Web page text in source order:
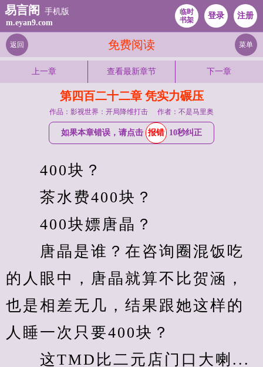
易言阁
手机版
m.eyan9.com
临时
书架
登录 注册
免费阅读
返回 菜单
上一章 查看最新章节 下一章
第四百二十二章 凭实力碾压
作品：影视世界：开局降维打击 作者：不是马里奥
如果本章错误，请点击 报错 10秒纠正
400块？
茶水费400块？
400块嫖唐晶？
唐晶是谁？在咨询圈混饭吃
的人眼中，唐晶就算不比贺涵，
也是相差无几，结果跟她这样的
人睡一次只要400块？
这TMD比二元店门口大喇...